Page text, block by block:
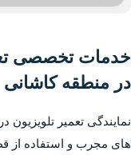
خدمات تخصصی
در منطقه کاشانی
نمایندگی تعمیر
های مجرب و استفاده از